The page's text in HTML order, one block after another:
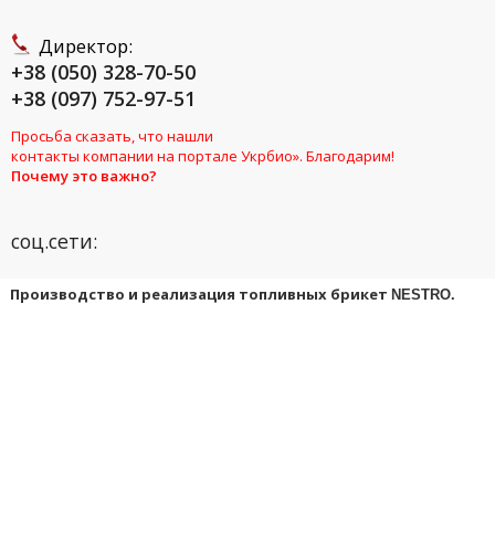
Директор:
+38 (050) 328-70-50
+38 (097) 752-97-51
Просьба сказать, что нашли
контакты компании на портале Укрбио». Благодарим!
Почему это важно?
соц.сети:
Производство и реализация топливных брикет NESTRO.